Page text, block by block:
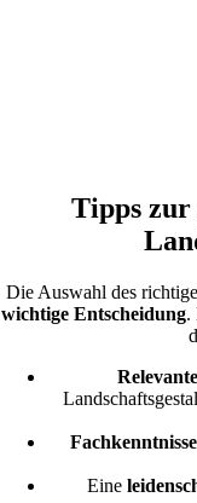
Tipps zur
Die Auswahl des
wichtige Entscheidung.
Eine